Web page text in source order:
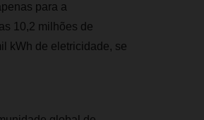
para a
10,2 milhões de
kWh de eletricidade, se